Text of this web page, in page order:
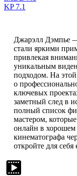
KP7.1
Джарэлл Дэмпье
стали яркими
привлекая
уникальным
подходом. На
о
ключевых
заметный след в
полный список
мастером,
онлайн в хорошем
кинематографа
откройте для